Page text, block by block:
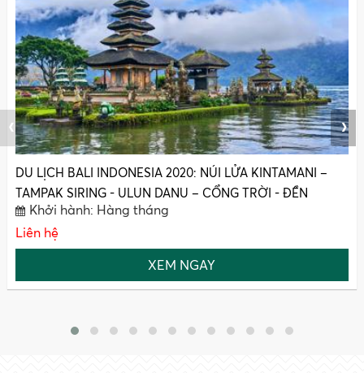
Du Lịch Hàn Quốc 2020(Mới) : SEOUL – ĐẢO NAMI -
EVERLAND – HOÀNG CUNG(4N4Đ)
Khởi hành: Hàng tháng
Liên hệ
XEM NGAY
‹ ›